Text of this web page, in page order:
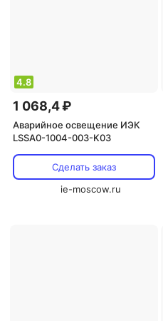
4.8
1 068,4 ₽
Аварийное освещение ИЭК
LSSA0-1004-003-K03
Сделать заказ
ie-moscow.ru